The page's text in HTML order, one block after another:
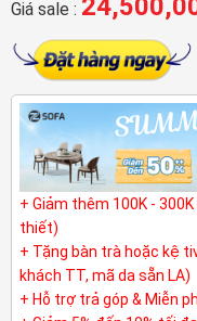
LIÊN HỆ
Giá sale :
+ Giảm thêm 100K -
thiết)
+ Tặng bàn trà hoặc kệ
khách TT, mã da sẵn LA)
+ Hỗ trợ trả góp & Miễn